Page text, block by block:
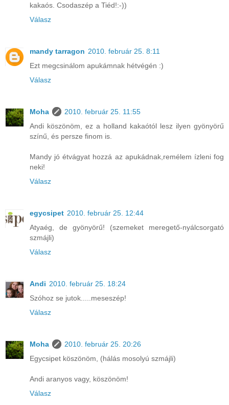
kakaós. Csodaszép a Tiéd!:-))
Válasz
mandy tarragon 2010. február 25. 8:11
Ezt megcsinálom apukámnak hétvégén :)
Válasz
Moha
2010. február 25. 11:55
Andi köszönöm, ez a holland kakaótól lesz ilyen gyönyörű
színű, és persze finom is.
Mandy jó étvágyat hozzá az apukádnak,remélem ízleni fog
neki!
Válasz
egycsipet 2010. február 25. 12:44
Atyaég, de gyönyörű! (szemeket meregető-nyálcsorgató
szmájli)
Válasz
Andi 2010. február 25. 18:24
Szóhoz se jutok.....meseszép!
Válasz
Moha
2010. február 25. 20:26
Egycsipet köszönöm, (hálás mosolyú szmájli)
Andi aranyos vagy, köszönöm!
Válasz